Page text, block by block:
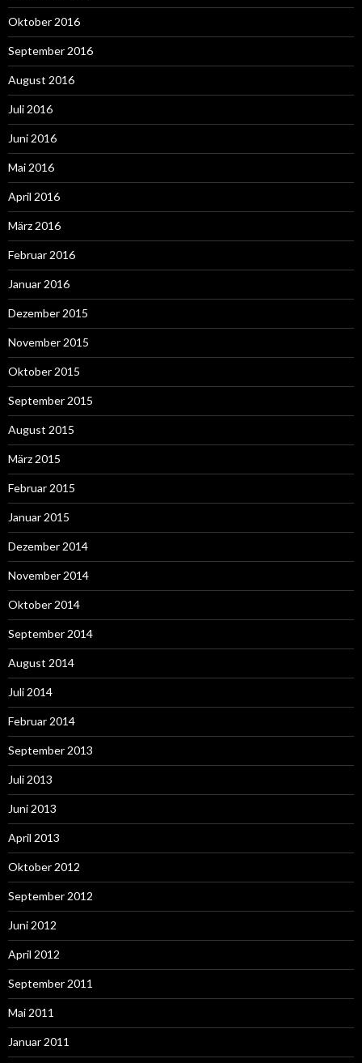
Oktober 2016
September 2016
August 2016
Juli 2016
Juni 2016
Mai 2016
April 2016
März 2016
Februar 2016
Januar 2016
Dezember 2015
November 2015
Oktober 2015
September 2015
August 2015
März 2015
Februar 2015
Januar 2015
Dezember 2014
November 2014
Oktober 2014
September 2014
August 2014
Juli 2014
Februar 2014
September 2013
Juli 2013
Juni 2013
April 2013
Oktober 2012
September 2012
Juni 2012
April 2012
September 2011
Mai 2011
Januar 2011